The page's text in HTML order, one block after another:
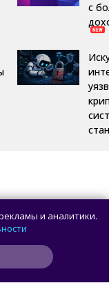
с
100 рублей
и аналитики.